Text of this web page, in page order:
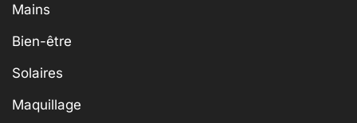
Mains
Bien-être
Solaires
Maquillage